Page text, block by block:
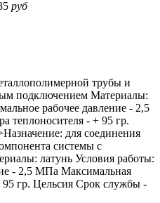
руб
трубы и
подключением Материалы:
рабочее давление - 2,5
теплоносителя - + 95 гр.
для соединения
системы с
латунь Условия работы:
- 2,5 МПа Максимальная
95 гр. Цельсия Срок службы -